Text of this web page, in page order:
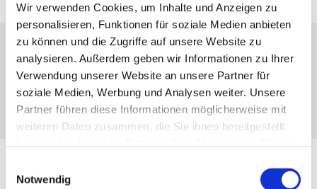
Wir verwenden Cookies, um Inhalte und Anzeigen zu
personalisieren, Funktionen für soziale Medien anbieten
zu können und die Zugriffe auf unsere Website zu
analysieren. Außerdem geben wir Informationen zu Ihrer
Verwendung unserer Website an unsere Partner für
soziale Medien, Werbung und Analysen weiter. Unsere
Partner führen diese Informationen möglicherweise mit
weiteren Daten zusammen, die Sie ihnen bereitgestellt
Notwendig
Freitag, 14. Mai 2027, 17:00 - 18:00 Uhr
Nanzenbach, Gasse 7, 35790 Dillenburg